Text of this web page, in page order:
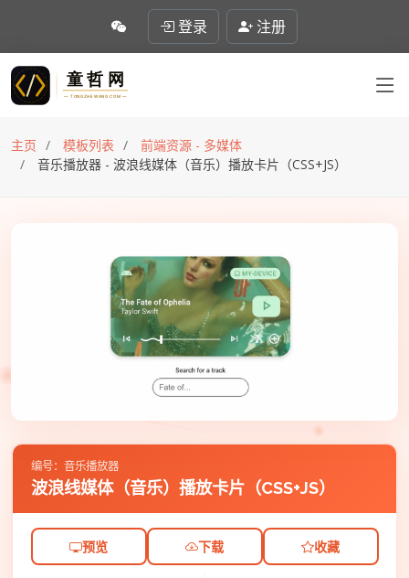
登录 注册
主页 模板列表
前端资源 - 多媒体
音乐播放器 - 波浪线媒体（音乐）播放卡片（CSS+JS）
编号：音乐播放器
波浪线媒体（音乐）播放卡片（CSS+JS）
预览 下载 收藏